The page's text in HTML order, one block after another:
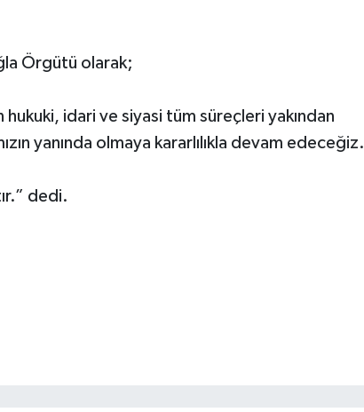
Örgütü olarak;
hukuki, idari ve siyasi tüm süreçleri yakından
yanında olmaya kararlılıkla devam edeceğiz.
dedi.